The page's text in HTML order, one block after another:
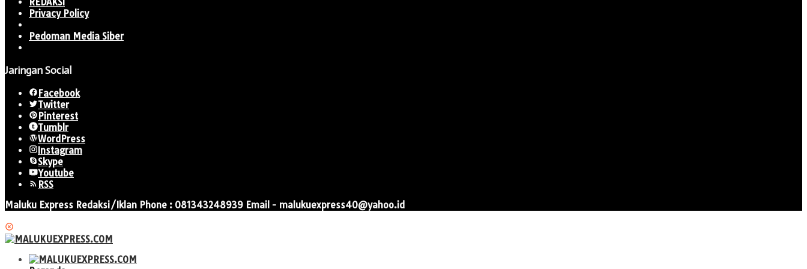
Privacy Policy
Pedoman Media Siber
Jaringan Social
Facebook
Twitter
Pinterest
Tumblr
WordPress
Instagram
Skype
Youtube
RSS
Maluku Express Redaksi/Iklan Phone : 081343248939 Email - malukuexpress40@yahoo.id